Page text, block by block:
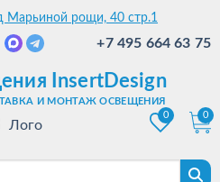
Марьиной рощи, 40 стр.1
+7 495 664 63 75
InsertDesign
И МОНТАЖ ОСВЕЩЕНИЯ
0
0